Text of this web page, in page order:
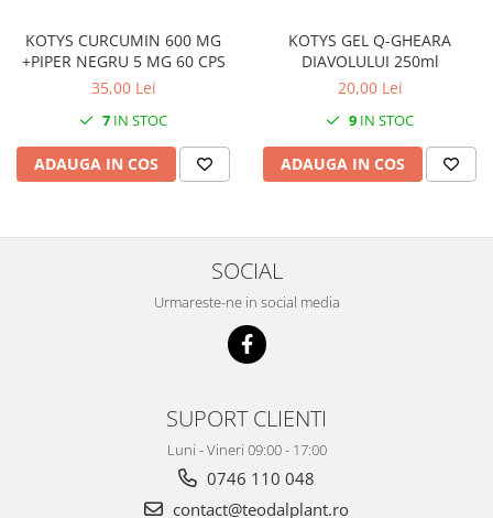
KOTYS CURCUMIN 600 MG
+PIPER NEGRU 5 MG 60 CPS
35,00 Lei
7 IN STOC
ADAUGA IN COS
KOTYS GEL Q-GHEARA
DIAVOLULUI 250ml
20,00 Lei
9 IN STOC
ADAUGA IN COS
SOCIAL
Urmareste-ne in social media
SUPORT CLIENTI
Luni - Vineri 09:00 - 17:00
0746 110 048
contact@teodalplant.ro